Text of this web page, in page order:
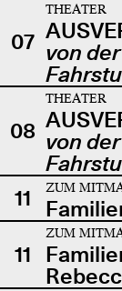
07
THEATER
von
08
THEATER
von
11
ZUM
11
ZUM